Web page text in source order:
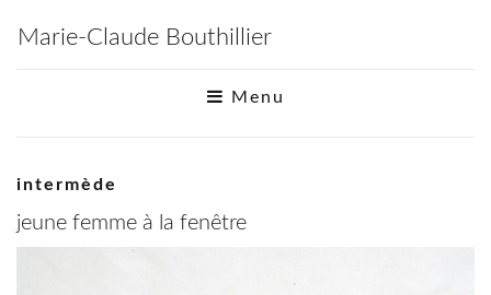
Marie-Claude Bouthillier
Menu
intermède
jeune femme à la fenêtre